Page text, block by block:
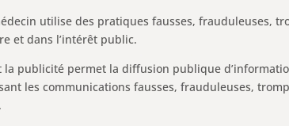
utilise des pratiques fausses, frauduleuses,
et dans l’intérêt public.
la publicité permet la diffusion publique
les communications fausses, frauduleuses,